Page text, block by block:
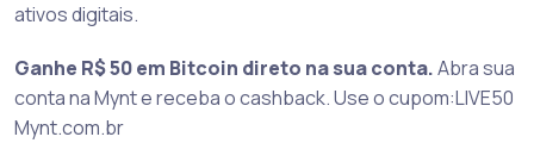
ativos digitais.
Ganhe R$ 50 em Bitcoin direto na sua conta.Abra sua
conta na Mynt e receba o cashback. Use o cupom:LIVE50
Mynt.com.br